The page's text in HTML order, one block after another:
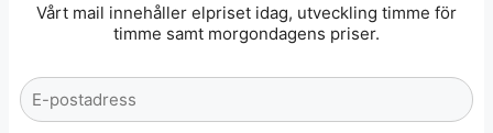
Vårt mail innehåller elpriset idag, utveckling timme för
timme samt morgondagens priser.